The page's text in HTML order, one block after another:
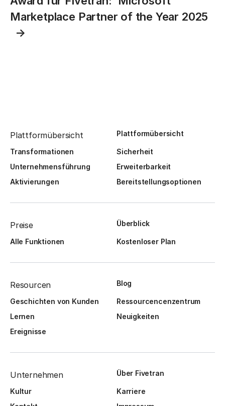
Marketplace Partner of the Year 2025
Plattformübersicht Plattformübersicht
Transformationen
Sicherheit
Unternehmensführung
Erweiterbarkeit
Aktivierungen
Bereitstellungsoptionen
Preise Überblick
Alle Funktionen Kostenloser Plan
Resourcen Blog
Geschichten von Kunden
Ressourcencenzentrum
Lernen
Neuigkeiten
Ereignisse
Unternehmen Über Fivetran
Kultur
Karriere